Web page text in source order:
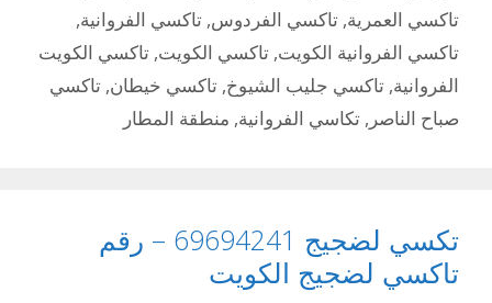
تاكسي العمرية, تاكسي الفردوس, تاكسي الفروانية,
تاكسي الفروانية الكويت, تاكسي الكويت, تاكسي الكويت
الفروانية, تاكسي جليب الشيوخ, تاكسي خيطان, تاكسي
صباح الناصر , تكاسي الفروانية, منطقة المطار
تكسي لضجيج 69694241 – رقم
تاكسي لضجيج الكويت